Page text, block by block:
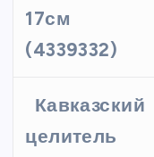
17см
(4339332)
Кавказский
целитель